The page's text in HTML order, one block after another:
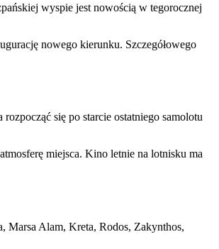
wyspie jest nowością w tegorocznej
nowego kierunku. Szczegółowego
się po starcie ostatniego samolotu
miejsca. Kino letnie na lotnisku ma
Marsa Alam, Kreta, Rodos, Zakynthos,